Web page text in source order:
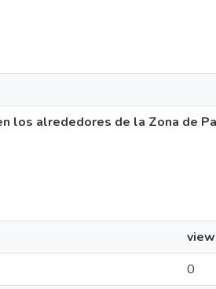
los alrededores de la Zona de
0